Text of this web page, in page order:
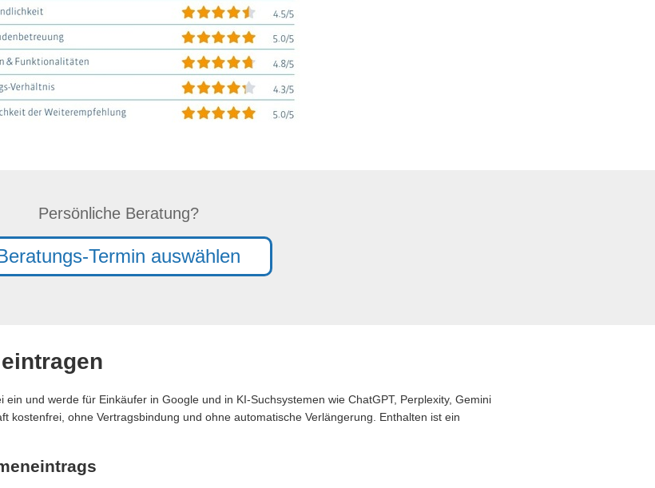
Termin auswählen
Persönliche Beratung?
und werde für Einkäufer in Google und in KI-Suchsystemen wie ChatGPT, Perplexity, Gemini
kostenfrei, ohne Vertragsbindung und ohne automatische Verlängerung. Enthalten ist ein